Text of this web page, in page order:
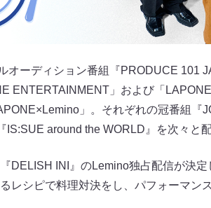
オーディション番組『PRODUCE 101
ENTERTAINMENT」および「
」。それぞれの冠番組『
IS:SUE around the WORLD』を次々と
DELISH INI』のLemino独占配信が決
レシピで料理対決をし、パフォーマン